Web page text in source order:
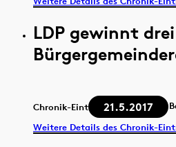
LDP gewinnt
Chronik-Eintrag 21.5.2017
Weitere Details des Chronik-